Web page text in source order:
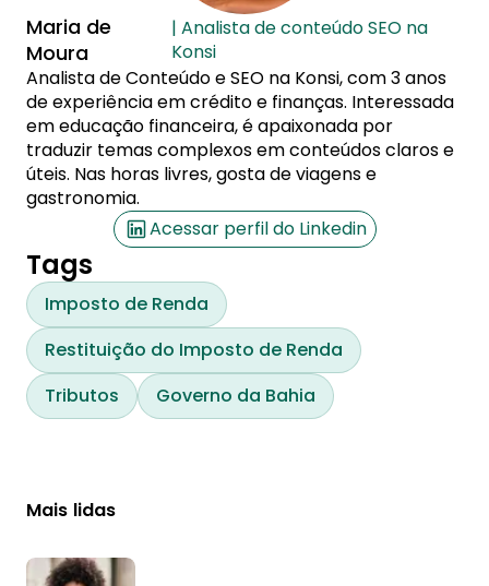
Maria de
Moura
| Analista de conteúdo SEO na
Konsi
Analista de Conteúdo e SEO na Konsi, com 3 anos
de experiência em crédito e finanças. Interessada
em educação financeira, é apaixonada por
traduzir temas complexos em conteúdos claros e
úteis. Nas horas livres, gosta de viagens e
gastronomia.
Acessar perfil do Linkedin
Tags
Imposto de Renda
Restituição do Imposto de Renda
Tributos
Governo da Bahia
Mais lidas